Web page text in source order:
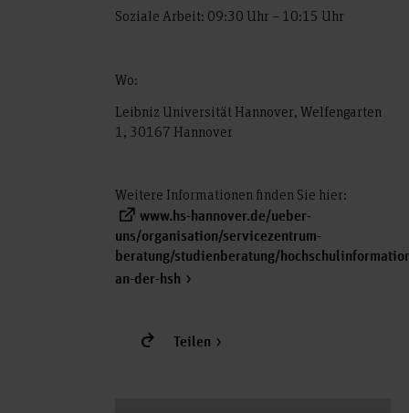
Soziale Arbeit: 09:30 Uhr – 10:15 Uhr
Wo:
Leibniz Universität Hannover, Welfengarten
1, 30167 Hannover
Weitere Informationen finden Sie hier:
www.hs-hannover.de/ueber-
uns/organisation/servicezentrum-
beratung/studienberatung/
an-der-hsh
Teilen